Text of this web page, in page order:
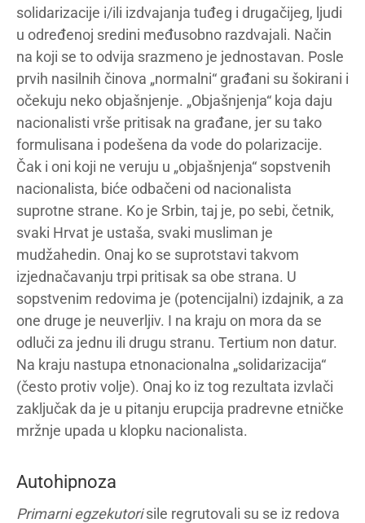
solidarizacije i/ili izdvajanja tuđeg i drugačijeg, ljudi
u određenoj sredini međusobno razdvajali. Način
na koji se to odvija srazmeno je jednostavan. Posle
prvih nasilnih činova „normalni“ građani su šokirani i
očekuju neko objašnjenje. „Objašnjenja“ koja daju
nacionalisti vrše pritisak na građane, jer su tako
formulisana i podešena da vode do polarizacije.
Čak i oni koji ne veruju u „objašnjenja“ sopstvenih
nacionalista, biće odbačeni od nacionalista
suprotne strane. Ko je Srbin, taj je, po sebi, četnik,
svaki Hrvat je ustaša, svaki musliman je
mudžahedin. Onaj ko se suprotstavi takvom
izjednačavanju trpi pritisak sa obe strana. U
sopstvenim redovima je (potencijalni) izdajnik, a za
one druge je neuverljiv. I na kraju on mora da se
odluči za jednu ili drugu stranu. Tertium non datur.
Na kraju nastupa etnonacionalna „solidarizacija“
(često protiv volje). Onaj ko iz tog rezultata izvlači
zaključak da je u pitanju erupcija pradrevne etničke
mržnje upada u klopku nacionalista.
Autohipnoza
Primarni egzekutorisile regrutovali su se iz redova